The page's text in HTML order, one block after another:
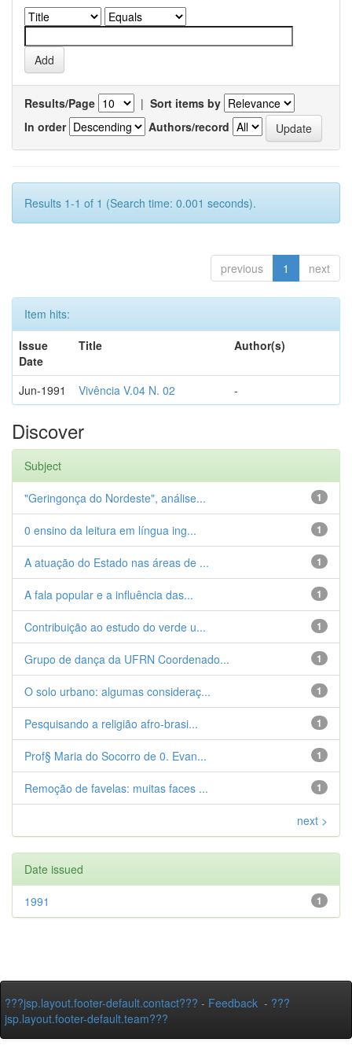
Results/Page | Sort items by
In order
Authors/record
Results 1-1 of 1 (Search time: 0.001 seconds).
previous 1 next
Item hits:
Issue
Date
Title Author(s)
Jun-1991 Vivência V.04 N. 02 -
Discover
Subject
1
"Geringonça do Nordeste", análise...
1
0 ensino da leitura em língua ing...
1
A atuação do Estado nas áreas de ...
1
A fala popular e a influência das...
1
Contribuição ao estudo do verde u...
1
Grupo de dança da UFRN Coordenado...
1
O solo urbano: algumas consideraç...
1
Pesquisando a religião afro-brasi...
1
Prof§ Maria do Socorro de 0. Evan...
1
Remoção de favelas: muitas faces ...
next >
Date issued
1
1991
???jsp.layout.footer-default.contact??? - Feedback - ???
jsp.layout.footer-default.team???